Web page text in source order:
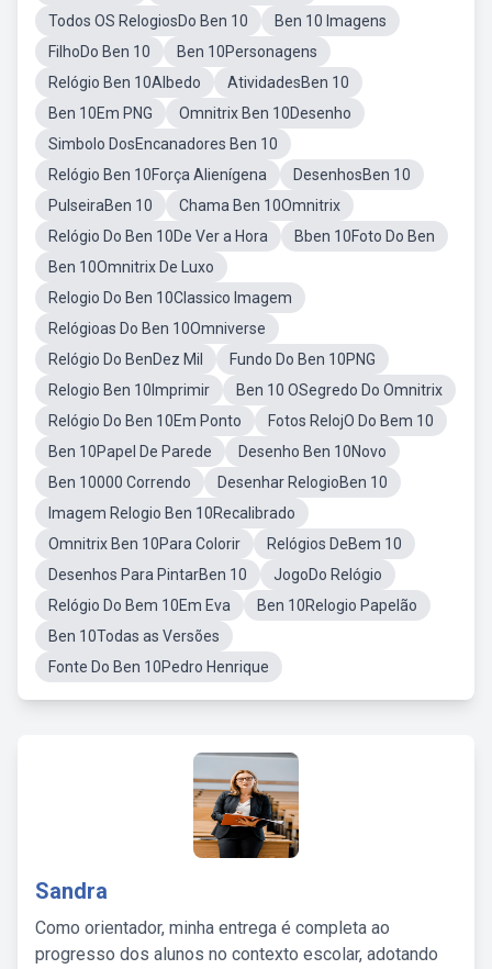
Todos OS RelogiosDo Ben 10
Ben 10 Imagens
FilhoDo Ben 10
Ben 10Personagens
Relógio Ben 10Albedo
AtividadesBen 10
Ben 10Em PNG
Omnitrix Ben 10Desenho
Simbolo DosEncanadores Ben 10
Relógio Ben 10Força Alienígena
DesenhosBen 10
PulseiraBen 10
Chama Ben 10Omnitrix
Relógio Do Ben 10De Ver a Hora
Bben 10Foto Do Ben
Ben 10Omnitrix De Luxo
Relogio Do Ben 10Classico Imagem
Relógioas Do Ben 10Omniverse
Relógio Do BenDez Mil
Fundo Do Ben 10PNG
Relogio Ben 10Imprimir
Ben 10 OSegredo Do Omnitrix
Relógio Do Ben 10Em Ponto
Fotos RelojO Do Bem 10
Ben 10Papel De Parede
Desenho Ben 10Novo
Ben 10000 Correndo
Desenhar RelogioBen 10
Imagem Relogio Ben 10Recalibrado
Omnitrix Ben 10Para Colorir
Relógios DeBem 10
Desenhos Para PintarBen 10
JogoDo Relógio
Relógio Do Bem 10Em Eva
Ben 10Relogio Papelão
Ben 10Todas as Versões
Fonte Do Ben 10Pedro Henrique
Sandra
Como orientador, minha entrega é completa ao
progresso dos alunos no contexto escolar, adotando